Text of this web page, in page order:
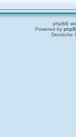
phpBB
Powered by
Deutsche